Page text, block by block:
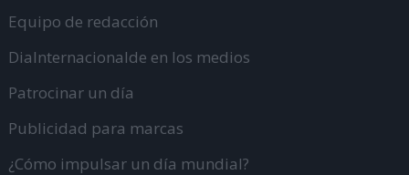
Equipo de redacción
DiaInternacionalde en los medios
Patrocinar un día
Publicidad para marcas
¿Cómo impulsar un día mundial?